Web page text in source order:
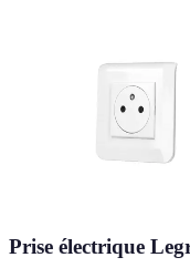
Prise électrique